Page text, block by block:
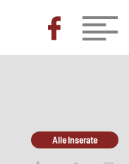
Alle Inserate